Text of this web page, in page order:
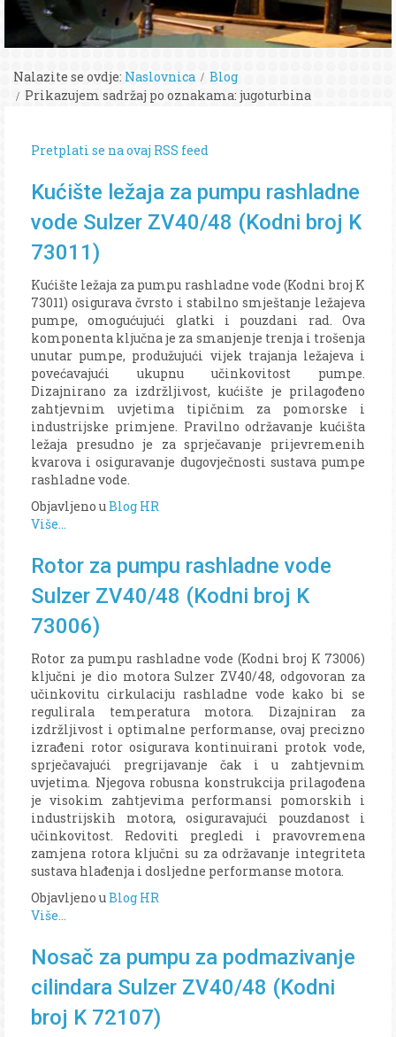
Nalazite se ovdje: Naslovnica
Blog
Prikazujem sadržaj po oznakama: jugoturbina
Pretplati se na ovaj RSS feed
Kućište ležaja za pumpu rashladne
vode Sulzer ZV40/48 (Kodni broj K
73011)
Kućište ležaja za pumpu rashladne vode (Kodni broj K
73011) osigurava čvrsto i stabilno smještanje ležajeva
pumpe, omogućujući glatki i pouzdani rad. Ova
komponenta ključna je za smanjenje trenja i trošenja
unutar pumpe, produžujući vijek trajanja ležajeva i
povećavajući ukupnu učinkovitost pumpe.
Dizajnirano za izdržljivost, kućište je prilagođeno
zahtjevnim uvjetima tipičnim za pomorske i
industrijske primjene. Pravilno održavanje kućišta
ležaja presudno je za sprječavanje prijevremenih
kvarova i osiguravanje dugovječnosti sustava pumpe
rashladne vode.
Objavljeno uBlog HR
Više...
Rotor za pumpu rashladne vode
Sulzer ZV40/48 (Kodni broj K
73006)
Rotor za pumpu rashladne vode (Kodni broj K 73006)
ključni je dio motora Sulzer ZV40/48, odgovoran za
učinkovitu cirkulaciju rashladne vode kako bi se
regulirala temperatura motora. Dizajniran za
izdržljivost i optimalne performanse, ovaj precizno
izrađeni rotor osigurava kontinuirani protok vode,
sprječavajući pregrijavanje čak i u zahtjevnim
uvjetima. Njegova robusna konstrukcija prilagođena
je visokim zahtjevima performansi pomorskih i
industrijskih motora, osiguravajući pouzdanost i
učinkovitost. Redoviti pregledi i pravovremena
zamjena rotora ključni su za održavanje integriteta
sustava hlađenja i dosljedne performanse motora.
Objavljeno uBlog HR
Više...
Nosač za pumpu za podmazivanje
cilindara Sulzer ZV40/48 (Kodni
broj K 72107)